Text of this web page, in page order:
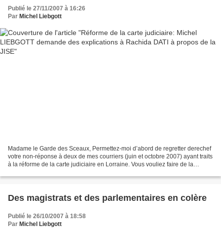
Publié le 27/11/2007 à 16:26
Par Michel Liebgott
Madame le Garde des Sceaux, Permettez-moi d’abord de regretter derechef
votre non-réponse à deux de mes courriers (juin et octobre 2007) ayant traits
à la réforme de la carte judiciaire en Lorraine. Vous vouliez faire de la
Des magistrats et des parlementaires en colère
Publié le 26/10/2007 à 18:58
Par Michel Liebgott